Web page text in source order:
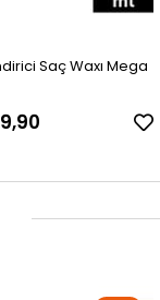
Saç Waxı Mega